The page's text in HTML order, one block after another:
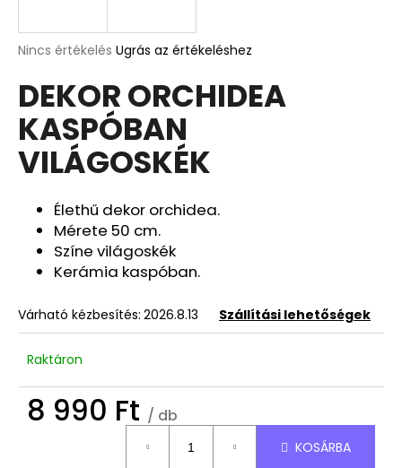
A
átlagos
értékelése
5-
ből
0,0
csillag.
Nincs értékelés Ugrás az értékeléshez
DEKOR ORCHIDEA
KASPÓBAN
VILÁGOSKÉK
Élethű dekor orchidea.
Mérete 50 cm.
Színe világoskék
Kerámia kaspóban.
Várható kézbesítés: 2026.8.13 Szállítási lehetőségek
Raktáron
8 990 Ft / db
KOSÁRBA
A
á
n
j
u
KONTROLLER
TARTÓ
ÁLLVÁNY
AJÁNDÉK
NÉVVEL
790